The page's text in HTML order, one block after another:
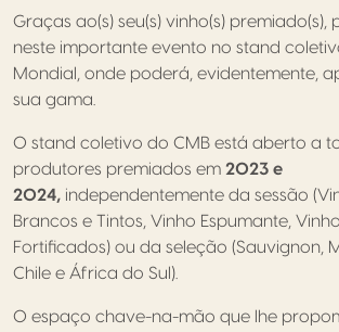
Graças ao(s) seu(s) vinho(s)
neste importante evento no stand
Mondial, onde poderá, evidentemente,
sua gama.
O stand coletivo do CMB está aberto a
produtores premiados em 2023 e
2024, independentemente da sessão
Brancos e Tintos, Vinho Espumante,
Fortificados) ou da seleção (Sauvignon,
Chile e África do Sul).
O espaço chave-na-mão que lhe